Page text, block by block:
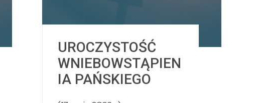
UROCZYSTOŚĆ
WNIEBOWSTĄPIEN
IA PAŃSKIEGO